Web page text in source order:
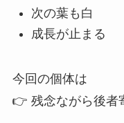
次の葉も白
成長が止まる
今回の個体は
👉 残念ながら後者